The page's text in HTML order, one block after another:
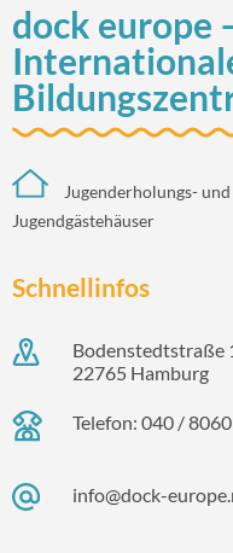
dock europe
Jugenderholungs-
Jugendgästehäuser
Schnellinfos
Bodenstedtstraße
22765 Hamburg
Telefon: 040 /
info@dock-